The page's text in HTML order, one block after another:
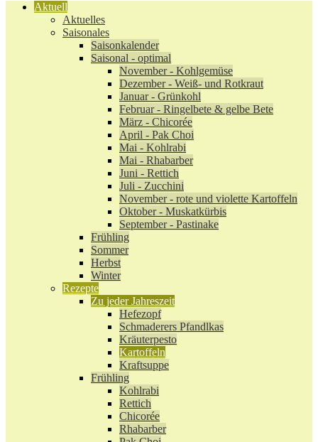
Aktuell
Aktuelles
Saisonales
Saisonkalender
Saisonal - optimal
November - Kohlgemüse
Dezember - Weiß- und Rotkraut
Januar - Grünkohl
Februar - Ringelbete & gelbe Bete
März - Chicorée
April - Pak Choi
Mai - Kohlrabi
Mai - Rhabarber
Juni - Rettich
Juli - Zucchini
November - rote und violette Kartoffeln
Oktober - Muskatkürbis
September - Pastinake
Frühling
Sommer
Herbst
Winter
Rezepte
Zu jeder Jahreszeit
Hefezopf
Schmaderers Pfandlkas
Kräuterpesto
Kartoffeln
Kraftsuppe
Frühling
Kohlrabi
Rettich
Chicorée
Rhabarber